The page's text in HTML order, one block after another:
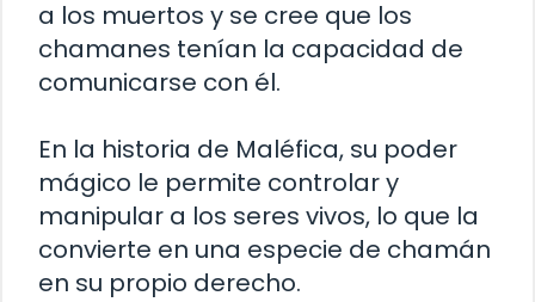
a los muertos y se cree que los
chamanes tenían la capacidad de
comunicarse con él.
En la historia de Maléfica, su poder
mágico le permite controlar y
manipular a los seres vivos, lo que la
convierte en una especie de chamán
en su propio derecho.